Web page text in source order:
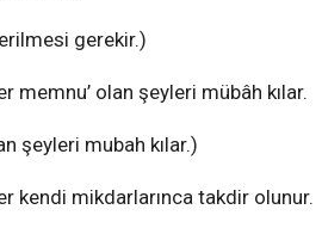
gerekir.)
memnu’ olan şeyleri mübâh kılar.
şeyleri mubah kılar.)
kendi mikdarlarınca takdir olunur.